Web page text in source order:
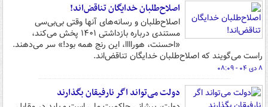
اصلاح‌طلبان خدایگان تناقض‌اند!
اصلاح‌طلبان و رسانه‌های آنها وقتی بی‌بی‌سی
مستندی درباره بازداشتی ۱۴۰۱ پخش می‌کند،
«احسنت، هوراااا، این رنج همه بود!» سر می‌دهند.
راست می‌گویند که اصلاح‌طلبان خدایگان تناقض‌اند.
۸ دی ۰۴ - ۰۸:۰۹
دولت می‌تواند اگر نارفیقان بگذارند